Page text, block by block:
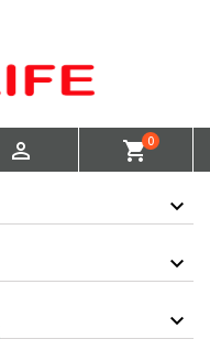
 shopping_cart0